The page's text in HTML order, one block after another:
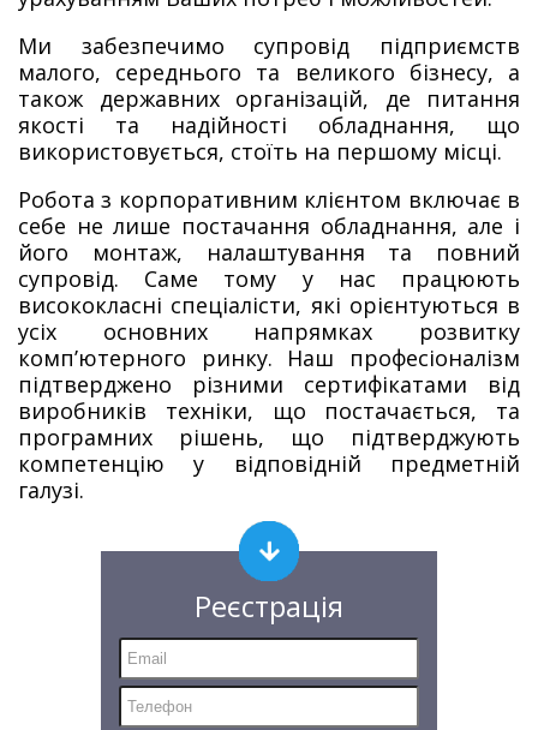
Ми забезпечимо супровід підприємств
малого, середнього та великого бізнесу, а
також державних організацій, де питання
якості та надійності обладнання, що
використовується, стоїть на першому місці.
Робота з корпоративним клієнтом включає в
себе не лише постачання обладнання, але і
його монтаж, налаштування та повний
супровід. Саме тому у нас працюють
висококласні спеціалісти, які орієнтуються в
усіх основних напрямках розвитку
комп’ютерного ринку. Наш професіоналізм
підтверджено різними сертифікатами від
виробників техніки, що постачається, та
програмних рішень, що підтверджують
компетенцію у відповідній предметній
галузі.
Реєстрація